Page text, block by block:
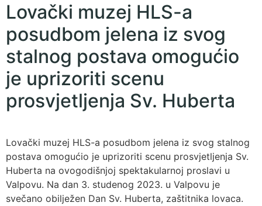
Lovački muzej HLS-a
posudbom jelena iz svog
stalnog postava omogućio
je uprizoriti scenu
prosvjetljenja Sv. Huberta
Lovački muzej HLS-a posudbom jelena iz svog stalnog
postava omogućio je uprizoriti scenu prosvjetljenja Sv.
Huberta na ovogodišnjoj spektakularnoj proslavi u
Valpovu. Na dan 3. studenog 2023. u Valpovu je
svečano obilježen Dan Sv. Huberta, zaštitnika lovaca.